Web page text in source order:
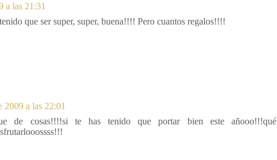
a las 21:31
que ser super, super, buena!!!! Pero cuantos regalos!!!!
2009 a las 22:01
de cosas!!!!si te has tenido que portar bien este añooo!!!qué